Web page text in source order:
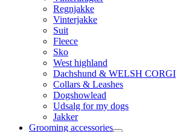
Regnjakke
Vinterjakke
Suit
Fleece
Sko
West highland
Dachshund & WELSH CORGI
Collars & Leashes
Dogshowlead
Udsalg for my dogs
Jakker
Grooming accessories